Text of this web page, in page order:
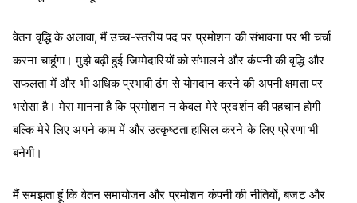
वेतन वृद्धि के अलावा, मैं उच्च-स्तरीय पद पर प्रमोशन की संभावना पर भी चर्चा
करना चाहूंगा। मुझे बढ़ी हुई जिम्मेदारियों को संभालने और कंपनी की वृद्धि और
सफलता में और भी अधिक प्रभावी ढंग से योगदान करने की अपनी क्षमता पर
भरोसा है। मेरा मानना है कि प्रमोशन न केवल मेरे प्रदर्शन की पहचान होगी
बल्कि मेरे लिए अपने काम में और उत्कृष्टता हासिल करने के लिए प्रेरणा भी
बनेगी।
मैं समझता हूं कि वेतन समायोजन और प्रमोशन कंपनी की नीतियों, बजट और